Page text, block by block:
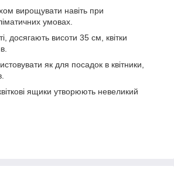
вирощувати навіть при
умовах.
досягають висоти 35 см, квітки
як для посадок в квітники,
ящики утворюють невеликий